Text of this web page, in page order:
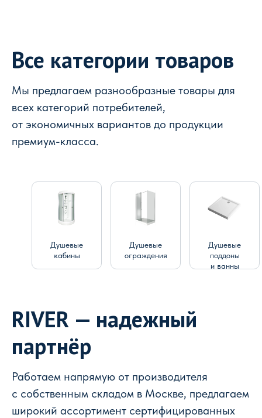
Все категории товаров
Мы предлагаем разнообразные товары для
всех категорий потребителей,
от экономичных вариантов до продукции
премиум-класса.
Душевые
кабины
Душевые
ограждения
Душевые
поддоны
и ванны
RIVER — надежный
партнёр
Работаем напрямую от производителя
с собственным складом в Москве, предлагаем
широкий ассортимент сертифицированных